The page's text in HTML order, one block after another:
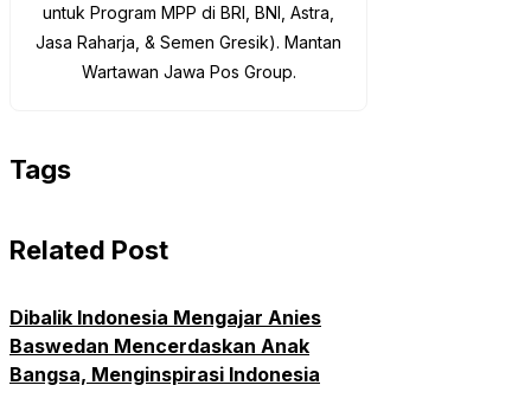
untuk Program MPP di BRI, BNI, Astra,
Jasa Raharja, & Semen Gresik). Mantan
Wartawan Jawa Pos Group.
Tags
Related Post
Dibalik Indonesia Mengajar Anies
Baswedan Mencerdaskan Anak
Bangsa, Menginspirasi Indonesia